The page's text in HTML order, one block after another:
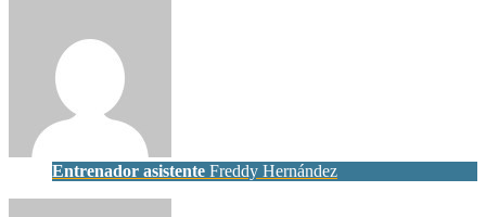
Entrenador asistente Freddy Hernández